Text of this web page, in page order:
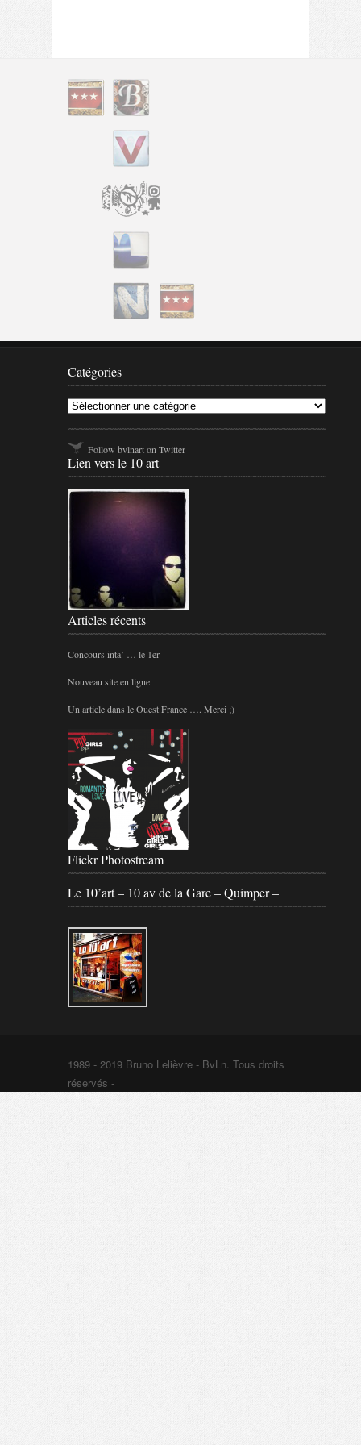
Catégories
Follow bvlnart on Twitter
Lien vers le 10 art
Articles récents
Concours inta’ … le 1er
Nouveau site en ligne
Un article dans le Ouest France …. Merci ;)
Flickr Photostream
Le 10’art – 10 av de la Gare – Quimper –
1989 - 2019 Bruno Lelièvre - BvLn. Tous droits
réservés -